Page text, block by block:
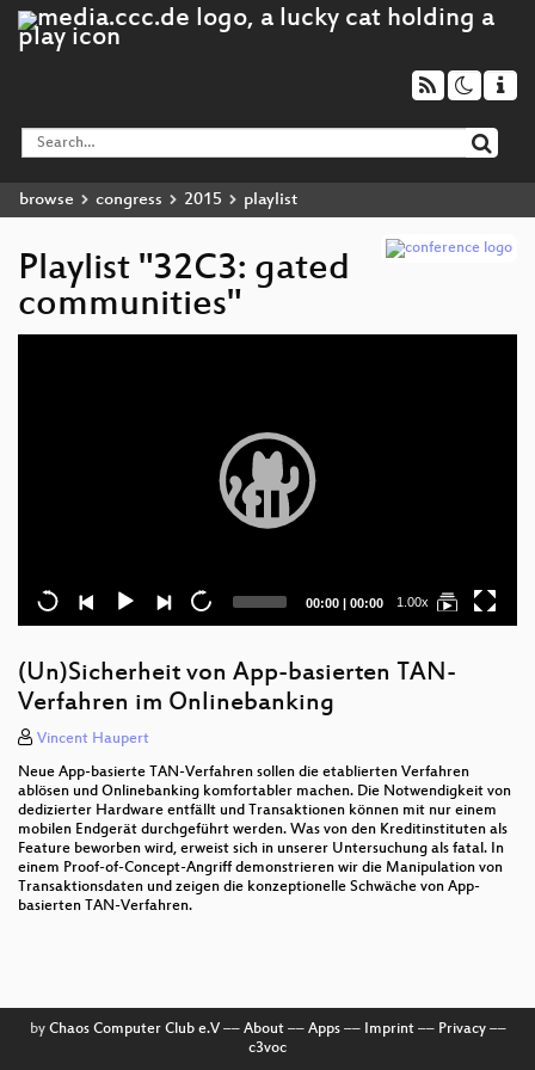
browse congress 2015 playlist
Playlist "32C3: gated
communities"
Current
00:00 | Total
00:00 1.00x
(Un)Sicherheit von App-basierten TAN-
Verfahren im Onlinebanking
Vincent Haupert
Neue App-basierte TAN-Verfahren sollen die etablierten Verfahren
ablösen und Onlinebanking komfortabler machen. Die Notwendigkeit von
dedizierter Hardware entfällt und Transaktionen können mit nur einem
mobilen Endgerät durchgeführt werden. Was von den Kreditinstituten als
Feature beworben wird, erweist sich in unserer Untersuchung als fatal. In
einem Proof-of-Concept-Angriff demonstrieren wir die Manipulation von
Transaktionsdaten und zeigen die konzeptionelle Schwäche von App-
basierten TAN-Verfahren.
by Chaos Computer Club e.V–– About–– Apps–– Imprint–– Privacy––
c3voc